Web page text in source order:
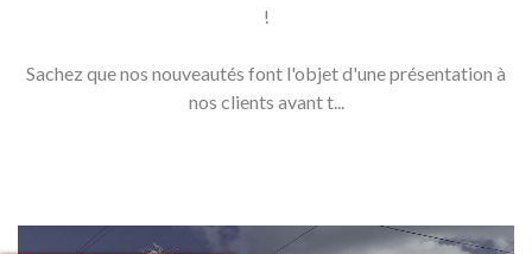
!
Sachez que nos nouveautés font l'objet d'une présentation à
nos clients avant t...